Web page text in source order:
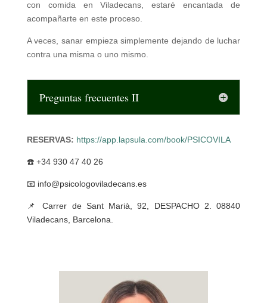
con comida en Viladecans, estaré encantada de
acompañarte en este proceso.
A veces, sanar empieza simplemente dejando de luchar
contra una misma o uno mismo.
Preguntas frecuentes II
RESERVAS: https://app.lapsula.com/book/PSICOVILA
☎️ +34 930 47 40 26
📧 info@psicologoviladecans.es
📌 Carrer de Sant Marià, 92, DESPACHO 2. 08840
Viladecans, Barcelona.